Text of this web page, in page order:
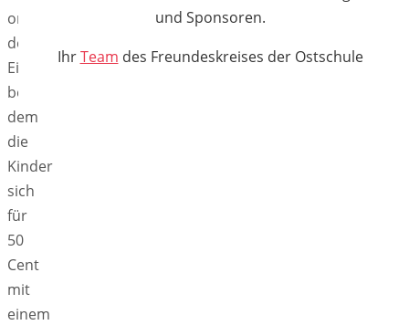
organisierte
den
Eisverkauf,
bei
dem
die
Kinder
sich
für
50
Cent
mit
einem
und Sponsoren.
IhrTeam des Freundeskreises der Ostschule